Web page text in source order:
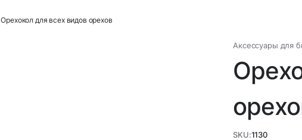
Орехокол для всех видов орехов
Аксессуары для
SKU:1130